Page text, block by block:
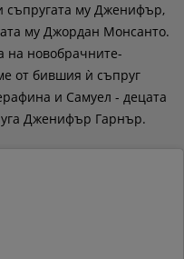
съпругата му Дженифър,
му Джордан Монсанто.
на новобрачните-
от бившия ѝ съпруг
и Самуел - децата
Дженифър Гарнър.